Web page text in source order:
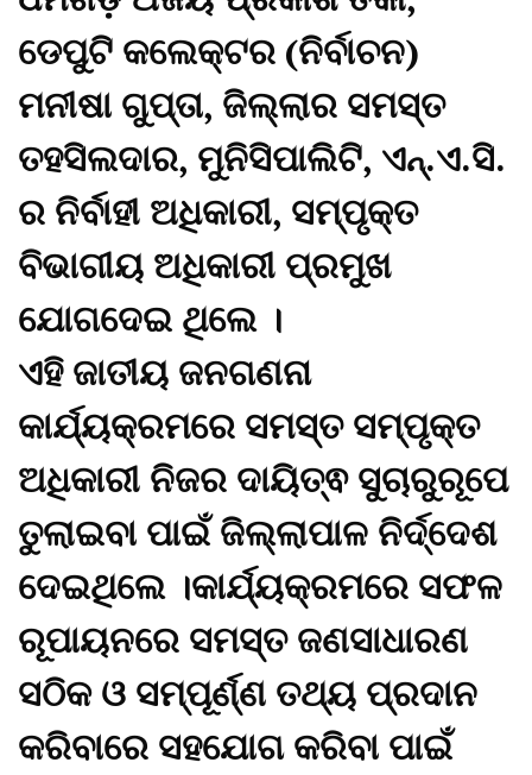
ଡେପୁଟି କଲେକ୍ଟର (ନିର୍ବାଚନ)
ମନୀଷା ଗୁପ୍ତା, ଜିଲ୍ଲାର ସମସ୍ତ
ତହସିଲଦାର, ମୁନିସିପାଲିଟି, ଏନ୍.ଏ.ସି.
ର ନିର୍ବାହୀ ଅଧିକାରୀ, ସମ୍ପୃକ୍ତ
ବିଭାଗୀୟ ଅଧିକାରୀ ପ୍ରମୁଖ
ଯୋଗଦେଇ ଥିଲେ ।
ଏହି ଜାତୀୟ ଜନଗଣନା
କାର୍ଯ୍ୟକ୍ରମରେ ସମସ୍ତ ସମ୍ପୃକ୍ତ
ଅଧିକାରୀ ନିଜର ଦାୟିତ୍ଵ ସୁଚାରୁରୂପେ
ତୁଲାଇବା ପାଇଁ ଜିଲ୍ଲାପାଳ ନିର୍ଦ୍ଦେଶ
ଦେଇଥିଲେ ।କାର୍ଯ୍ୟକ୍ରମରେ ସଫଳ
ରୂପାୟନରେ ସମସ୍ତ ଜଣସାଧାରଣ
ସଠିକ ଓ ସମ୍ପୂର୍ଣ୍ଣ ତଥ୍ୟ ପ୍ରଦାନ
କରିବାରେ ସହଯୋଗ କରିବା ପାଇଁ